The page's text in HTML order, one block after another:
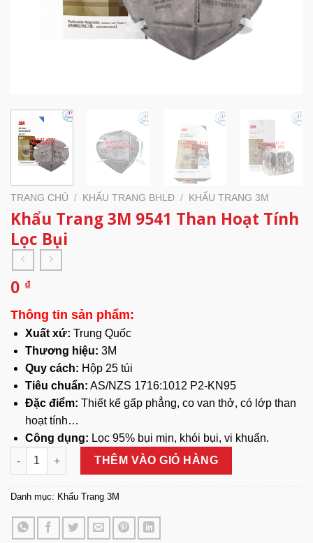
TRANG CHỦ / KHẨU TRANG BHLĐ / KHẨU TRANG 3M
Khẩu Trang 3M 9541 Than Hoạt Tính
Lọc Bụi
0 ₫
Thông tin sản phẩm:
Xuất xứ: Trung Quốc
Thương hiệu: 3M
Quy cách: Hộp 25 túi
Tiêu chuẩn: AS/NZS 1716:1012 P2-KN95
Đặc điểm: Thiết kế gấp phẳng, co van thở, có lớp than
hoạt tính…
Công dụng: Lọc 95% bụi mịn, khói bụi, vi khuẩn.
Khẩu Trang 3M 9541 Than Hoạt Tính Lọc Bụi số lượng
THÊM VÀO GIỎ HÀNG
Danh mục: Khẩu Trang 3M